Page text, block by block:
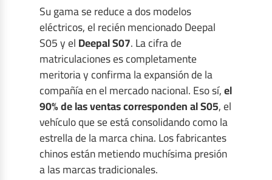
Su gama se reduce a dos modelos
eléctricos, el recién mencionado Deepal
S05 y elDeepal S07. La cifra de
matriculaciones es completamente
meritoria y confirma la expansión de la
compañía en el mercado nacional. Eso sí,el
90% de las ventas corresponden al S05, el
vehículo que se está consolidando como la
estrella de la marca china. Los fabricantes
chinos están metiendo muchísima presión
a las marcas tradicionales.